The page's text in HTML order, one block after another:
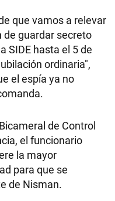
que vamos a relevar
de guardar secreto
SIDE hasta el 5 de
ordinaria",
el espía ya no
de Control
el funcionario
la mayor
para que se
de Nisman.